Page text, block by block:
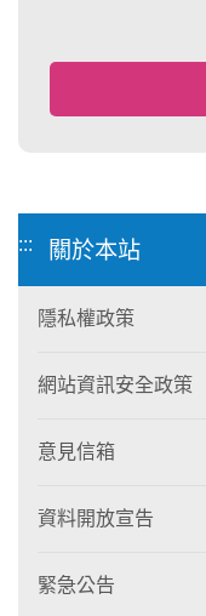
::: 關於本站
隱私權政策
網站資訊安全政策
意見信箱
資料開放宣告
緊急公告